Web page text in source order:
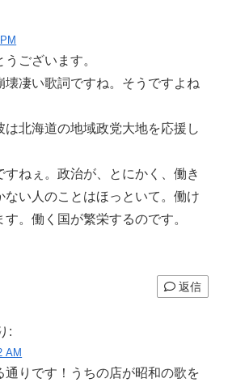
ございます。
壊凄い歌詞ですね。そうですよね
は北海道の地域政党大地を応援し
すねぇ。政治が、とにかく、働き
ない人のことはほっといて。働け
。働く国が繁栄するのです。
返信
:
AM
通りです！うちの店が昭和の歌を